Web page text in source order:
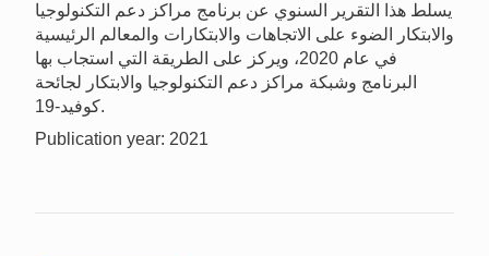
يسلط هذا التقرير السنوي عن برنامج مراكز دعم التكنولوجيا
والابتكار الضوء على الاتجاهات والابتكارات والمعالم الرئيسية
في عام 2020، ويركز على الطريقة التي استجاب بها
البرنامج وشبكة مراكز دعم التكنولوجيا والابتكار لجائحة
كوفيد-19.
Publication year: 2021